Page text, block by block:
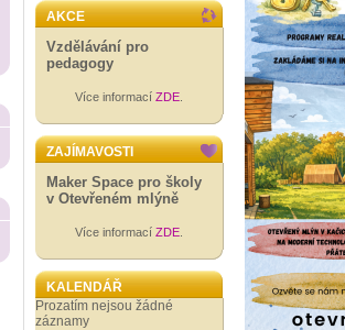
AKCE
Vzdělávání pro
pedagogy
Více informací ZDE
ZAJÍMAVOSTI
Maker Space pro školy
v Otevřeném mlýně
Více informací ZDE
KALENDÁŘ
Prozatím nejsou žádné
záznamy